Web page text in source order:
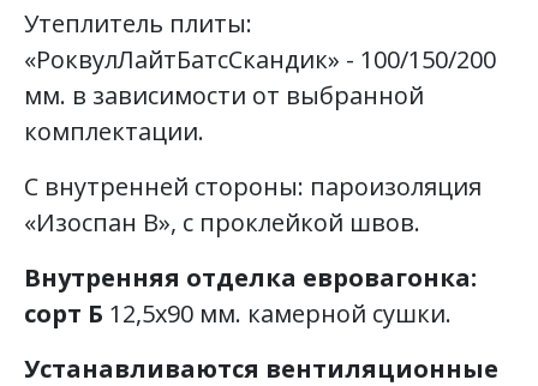
Утеплитель плиты:
«РоквулЛайтБатсСкандик» - 100/150/200
мм. в зависимости от выбранной
комплектации.
С внутренней стороны: пароизоляция
«Изоспан В», с проклейкой швов.
Внутренняя отделка евровагонка:
сорт Б 12,5х90 мм. камерной сушки.
Устанавливаются вентиляционные